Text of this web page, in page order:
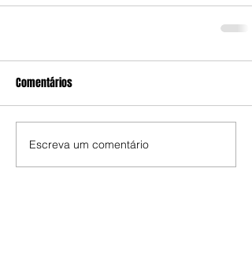
Comentários
Escreva um comentário